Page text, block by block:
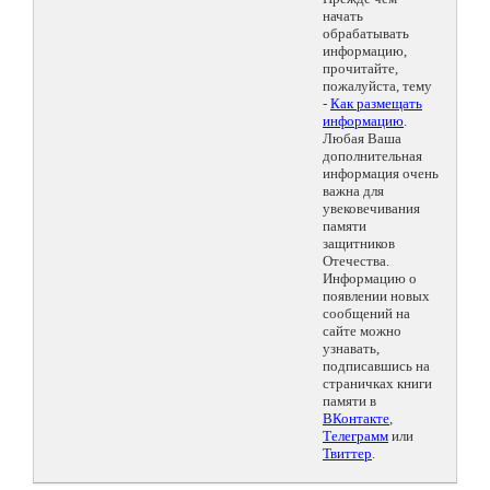
начать
обрабатывать
информацию,
прочитайте,
пожалуйста, тему
- Как размещать
информацию.
Любая Ваша
дополнительная
информация очень
важна для
увековечивания
памяти
защитников
Отечества.
Информацию о
появлении новых
сообщений на
сайте можно
узнавать,
подписавшись на
страничках книги
памяти в
ВКонтакте,
Телеграмм или
Твиттер.